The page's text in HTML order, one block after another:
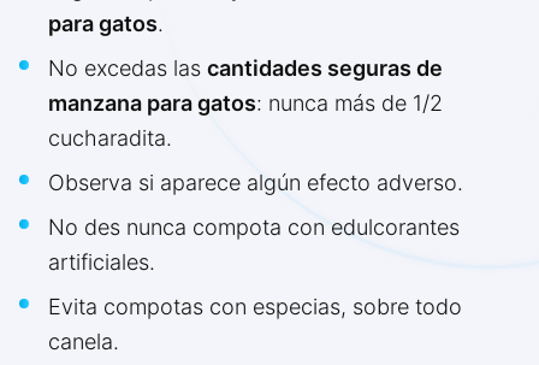
para gatos.
No excedas las cantidades seguras de
manzana para gatos: nunca más de 1/2
cucharadita.
Observa si aparece algún efecto adverso.
No des nunca compota con edulcorantes
artificiales.
Evita compotas con especias, sobre todo
canela.